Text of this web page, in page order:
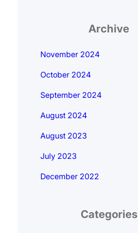
Archive
November 2024
October 2024
September 2024
August 2024
August 2023
July 2023
December 2022
Categories